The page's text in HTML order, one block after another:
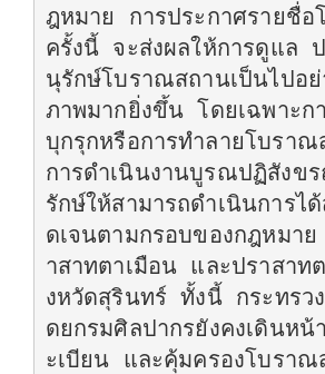
ฎหมาย การประกาศรายชื่
ครั้งนี้ จะส่งผลให้การดูแล
นุรักษ์โบราณสถานเป็นไปอ
ภาพมากยิ่งขึ้น โดยเฉพาะก
บุกรุกหรือการทำลายโบรา
การดำเนินงานบูรณปฏิสังข
รักษ์ให้สามารถดำเนินการไ
ดเจนตามกรอบของกฎหมา
าสาทตาเมือน และปราสาท
งหวัดสุรินทร์ ทั้งนี้ กระทรว
ดยกรมศิลปากรยังคงเดินห
ะเบียน และคุ้มครองโบรา